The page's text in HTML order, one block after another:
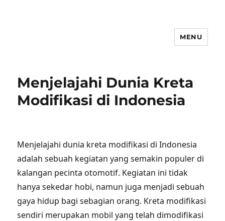
MENU
Menjelajahi Dunia Kreta
Modifikasi di Indonesia
Menjelajahi dunia kreta modifikasi di Indonesia
adalah sebuah kegiatan yang semakin populer di
kalangan pecinta otomotif. Kegiatan ini tidak
hanya sekedar hobi, namun juga menjadi sebuah
gaya hidup bagi sebagian orang. Kreta modifikasi
sendiri merupakan mobil yang telah dimodifikasi